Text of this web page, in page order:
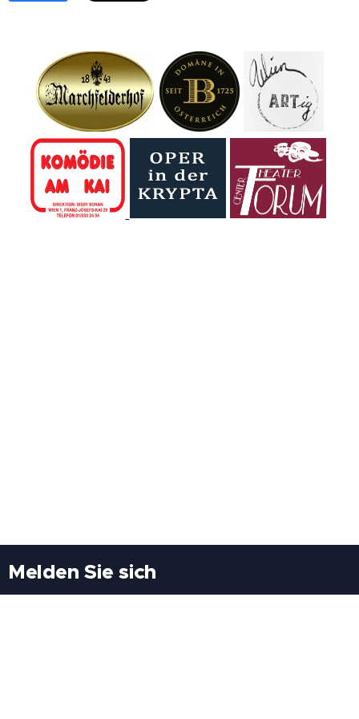
gestorben.
Wiener
Volkstheaters und
prägte über
Jahrzehnte das
Bühnenleben der
Stadt – als Jenny
in der
"Dreigroschenoper",
Das Bundesheer
warnt: Fundstücke
niemals selbst
berühren – alte
Munition wird mit
den Jahren
unberechenbar.
Melden Sie sich